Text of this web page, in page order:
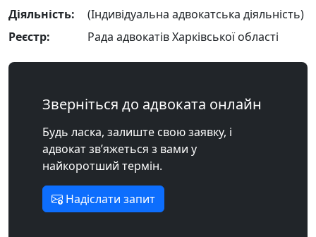
Діяльність:
(Індивідуальна адвокатська діяльність)
Реєстр:
Рада адвокатів Харківської області
Зверніться до адвоката онлайн
Будь ласка, залиште свою заявку, і
адвокат зв’яжеться з вами у
найкоротший термін.
Надіслати запит